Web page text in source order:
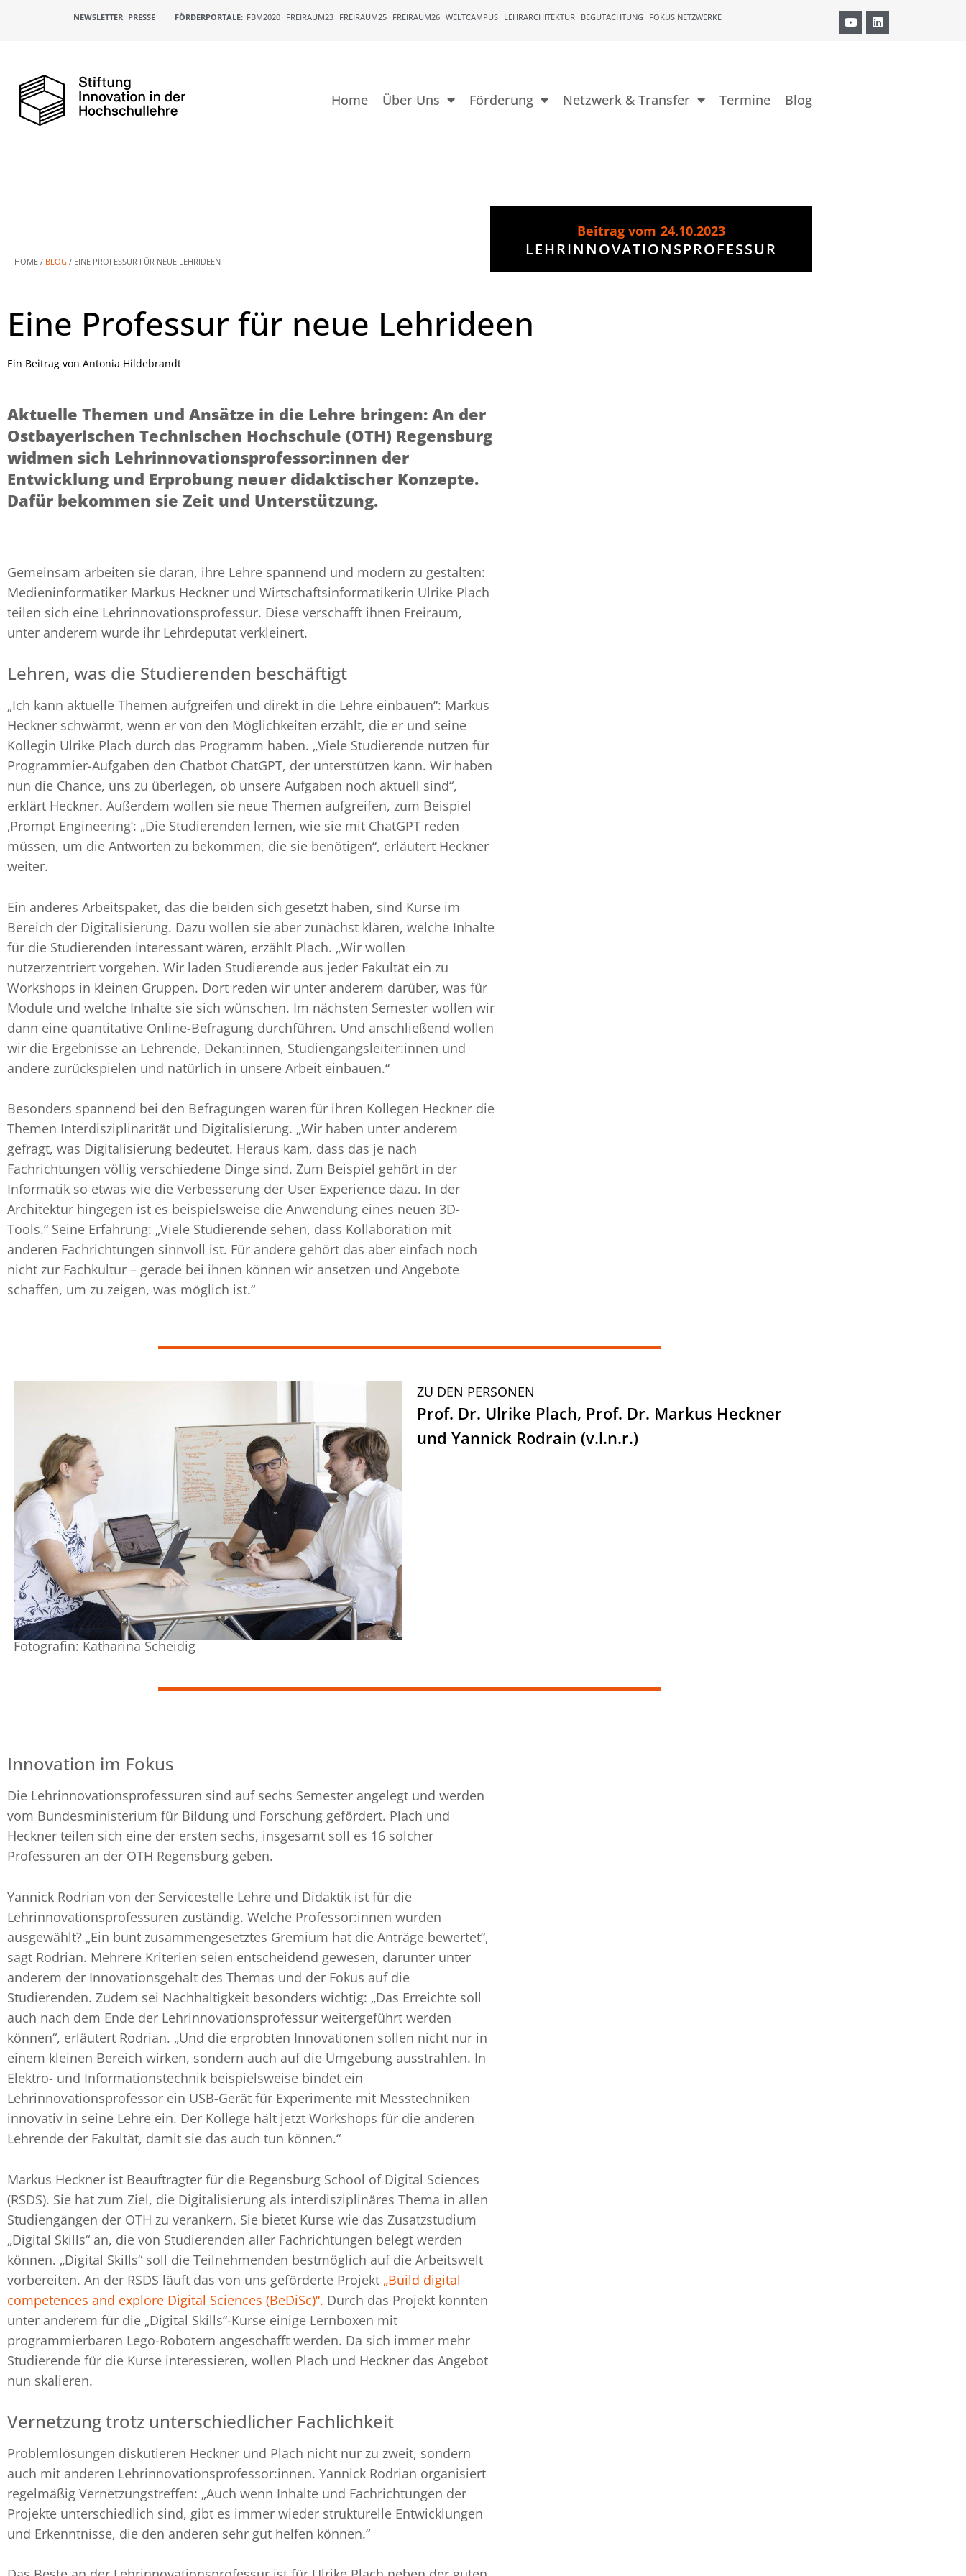
NEWSLETTER PRESSE FÖRDERPORTALE: FBM2020 FREIRAUM23 FREIRAUM25 FREIRAUM26 WELTCAMPUS LEHRARCHITEKTUR BEGUTACHTUNG FOKUS NETZWERKE
Home Über Uns Förderung Netzwerk & Transfer Termine Blog
Beitrag vom 24.10.2023
LEHRINNOVATIONSPROFESSUR
HOME / BLOG / EINE PROFESSUR FÜR NEUE LEHRIDEEN
Eine Professur für neue Lehrideen
Ein Beitrag von Antonia Hildebrandt
Aktuelle Themen und Ansätze in die Lehre bringen: An der
Ostbayerischen Technischen Hochschule (OTH) Regensburg
widmen sich Lehrinnovationsprofessor:innen der
Entwicklung und Erprobung neuer didaktischer Konzepte.
Dafür bekommen sie Zeit und Unterstützung.
Gemeinsam arbeiten sie daran, ihre Lehre spannend und modern zu gestalten:
Medieninformatiker Markus Heckner und Wirtschaftsinformatikerin Ulrike Plach
teilen sich eine Lehrinnovationsprofessur. Diese verschafft ihnen Freiraum,
unter anderem wurde ihr Lehrdeputat verkleinert.
Lehren, was die Studierenden beschäftigt
„Ich kann aktuelle Themen aufgreifen und direkt in die Lehre einbauen“: Markus
Heckner schwärmt, wenn er von den Möglichkeiten erzählt, die er und seine
Kollegin Ulrike Plach durch das Programm haben. „Viele Studierende nutzen für
Programmier-Aufgaben den Chatbot ChatGPT, der unterstützen kann. Wir haben
nun die Chance, uns zu überlegen, ob unsere Aufgaben noch aktuell sind“,
erklärt Heckner. Außerdem wollen sie neue Themen aufgreifen, zum Beispiel
‚Prompt Engineering‘: „Die Studierenden lernen, wie sie mit ChatGPT reden
müssen, um die Antworten zu bekommen, die sie benötigen“, erläutert Heckner
weiter.
Ein anderes Arbeitspaket, das die beiden sich gesetzt haben, sind Kurse im
Bereich der Digitalisierung. Dazu wollen sie aber zunächst klären, welche Inhalte
für die Studierenden interessant wären, erzählt Plach. „Wir wollen
nutzerzentriert vorgehen. Wir laden Studierende aus jeder Fakultät ein zu
Workshops in kleinen Gruppen. Dort reden wir unter anderem darüber, was für
Module und welche Inhalte sie sich wünschen. Im nächsten Semester wollen wir
dann eine quantitative Online-Befragung durchführen. Und anschließend wollen
wir die Ergebnisse an Lehrende, Dekan:innen, Studiengangsleiter:innen und
andere zurückspielen und natürlich in unsere Arbeit einbauen.“
Besonders spannend bei den Befragungen waren für ihren Kollegen Heckner die
Themen Interdisziplinarität und Digitalisierung. „Wir haben unter anderem
gefragt, was Digitalisierung bedeutet. Heraus kam, dass das je nach
Fachrichtungen völlig verschiedene Dinge sind. Zum Beispiel gehört in der
Informatik so etwas wie die Verbesserung der User Experience dazu. In der
Architektur hingegen ist es beispielsweise die Anwendung eines neuen 3D-
Tools.“ Seine Erfahrung: „Viele Studierende sehen, dass Kollaboration mit
anderen Fachrichtungen sinnvoll ist. Für andere gehört das aber einfach noch
nicht zur Fachkultur – gerade bei ihnen können wir ansetzen und Angebote
schaffen, um zu zeigen, was möglich ist.“
ZU DEN PERSONEN
Prof. Dr. Ulrike Plach, Prof. Dr. Markus Heckner
und Yannick Rodrain (v.l.n.r.)
Katharina Scheidig
Innovation im Fokus
Die Lehrinnovationsprofessuren sind auf sechs Semester angelegt und werden
vom Bundesministerium für Bildung und Forschung gefördert. Plach und
Heckner teilen sich eine der ersten sechs, insgesamt soll es 16 solcher
Professuren an der OTH Regensburg geben.
Yannick Rodrian von der Servicestelle Lehre und Didaktik ist für die
Lehrinnovationsprofessuren zuständig. Welche Professor:innen wurden
ausgewählt? „Ein bunt zusammengesetztes Gremium hat die Anträge bewertet“,
sagt Rodrian. Mehrere Kriterien seien entscheidend gewesen, darunter unter
anderem der Innovationsgehalt des Themas und der Fokus auf die
Studierenden. Zudem sei Nachhaltigkeit besonders wichtig: „Das Erreichte soll
auch nach dem Ende der Lehrinnovationsprofessur weitergeführt werden
können“, erläutert Rodrian. „Und die erprobten Innovationen sollen nicht nur in
einem kleinen Bereich wirken, sondern auch auf die Umgebung ausstrahlen. In
Elektro- und Informationstechnik beispielsweise bindet ein
Lehrinnovationsprofessor ein USB-Gerät für Experimente mit Messtechniken
innovativ in seine Lehre ein. Der Kollege hält jetzt Workshops für die anderen
Lehrende der Fakultät, damit sie das auch tun können.“
Markus Heckner ist Beauftragter für die Regensburg School of Digital Sciences
(RSDS). Sie hat zum Ziel, die Digitalisierung als interdisziplinäres Thema in allen
Studiengängen der OTH zu verankern. Sie bietet Kurse wie das Zusatzstudium
„Digital Skills“ an, die von Studierenden aller Fachrichtungen belegt werden
können. „Digital Skills“ soll die Teilnehmenden bestmöglich auf die Arbeitswelt
vorbereiten. An der RSDS läuft das von uns geförderte Projekt „Build digital
competences and explore Digital Sciences (BeDiSc)“. Durch das Projekt konnten
unter anderem für die „Digital Skills“-Kurse einige Lernboxen mit
programmierbaren Lego-Robotern angeschafft werden. Da sich immer mehr
Studierende für die Kurse interessieren, wollen Plach und Heckner das Angebot
nun skalieren.
Vernetzung trotz unterschiedlicher Fachlichkeit
Problemlösungen diskutieren Heckner und Plach nicht nur zu zweit, sondern
auch mit anderen Lehrinnovationsprofessor:innen. Yannick Rodrian organisiert
regelmäßig Vernetzungstreffen: „Auch wenn Inhalte und Fachrichtungen der
Projekte unterschiedlich sind, gibt es immer wieder strukturelle Entwicklungen
und Erkenntnisse, die den anderen sehr gut helfen können.“